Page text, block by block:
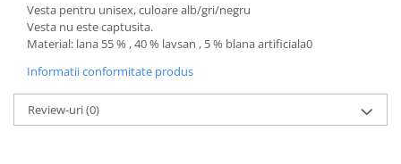
Vesta pentru unisex, culoare alb/gri/negru
Vesta nu este captusita.
Material: lana 55 % , 40 % lavsan , 5 % blana artificiala0
Informatii conformitate produs
Review-uri(0)